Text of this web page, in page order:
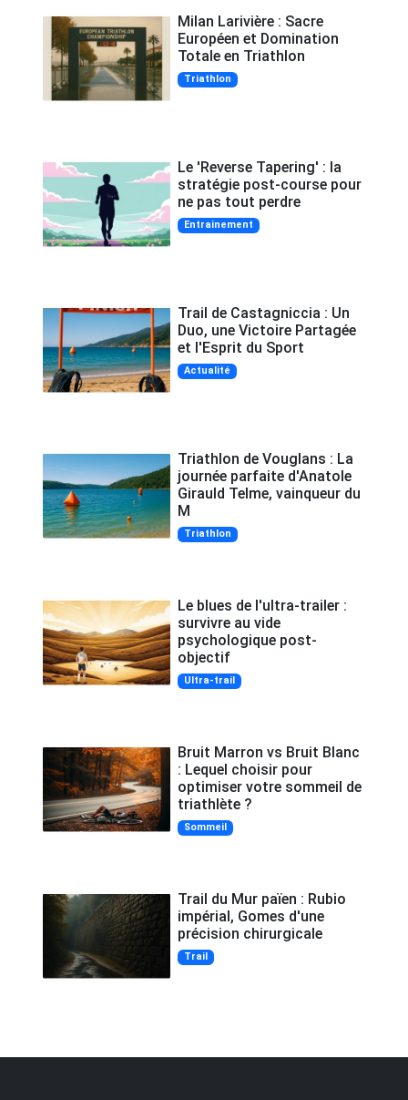
Milan Larivière : Sacre
Européen et Domination
Totale en Triathlon
Triathlon
Le 'Reverse Tapering' : la
stratégie post-course pour
ne pas tout perdre
Entrainement
Trail de Castagniccia : Un
Duo, une Victoire Partagée
et l'Esprit du Sport
Actualité
Triathlon de Vouglans : La
journée parfaite d'Anatole
Girauld Telme, vainqueur du
M
Triathlon
Le blues de l'ultra-trailer :
survivre au vide
psychologique post-
objectif
Ultra-trail
Bruit Marron vs Bruit Blanc
: Lequel choisir pour
optimiser votre sommeil de
triathlète ?
Sommeil
Trail du Mur païen : Rubio
impérial, Gomes d'une
précision chirurgicale
Trail